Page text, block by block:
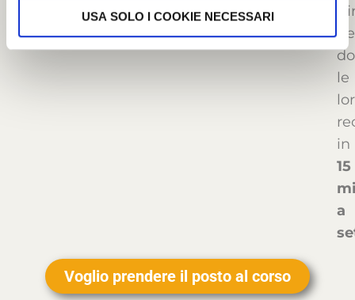
USA SOLO I COOKIE NECESSARI
le
in
15
a
Voglio prendere il posto al corso